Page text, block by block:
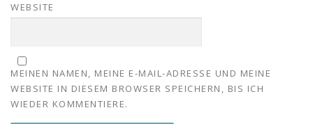
WEBSITE
MEINEN NAMEN, MEINE E-MAIL-ADRESSE UND MEINE
WEBSITE IN DIESEM BROWSER SPEICHERN, BIS ICH
WIEDER KOMMENTIERE.